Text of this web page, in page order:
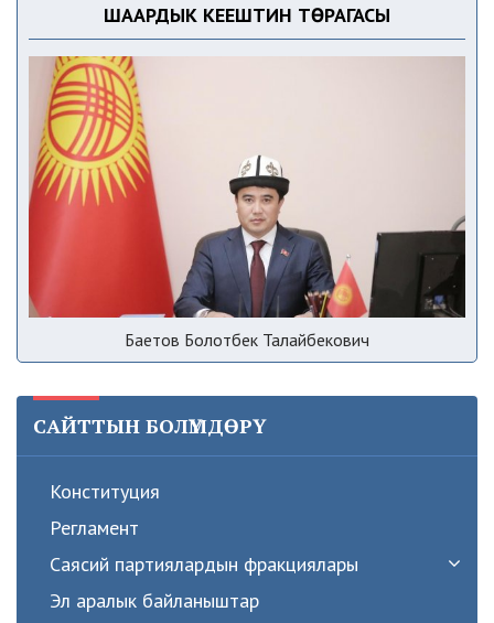
ШААРДЫК КЕҢЕШТИН ТӨРАГАСЫ
Баетов Болотбек Талайбекович
САЙТТЫН БОЛҮМДӨРҮ
Конституция
Регламент
Саясий партиялардын фракциялары
Эл аралык байланыштар